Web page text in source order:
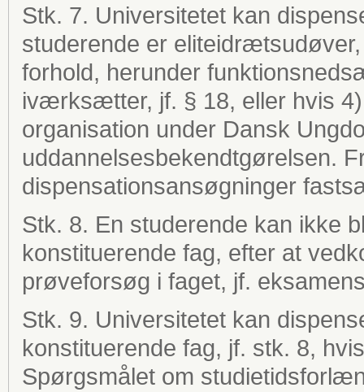
Stk. 7. Universitetet kan
studerende er
forhold, herunder
iværksætter, jf. § 18, eller hvis
organisation under Dansk
uddannelsesbekendtgørelsen.
dispensationsansøgninger
Stk. 8. En studerende kan ikke
konstituerende fag, efter at
prøveforsøg i faget, jf.
Stk. 9. Universitetet kan
konstituerende fag, jf. stk. 8,
Spørgsmålet om